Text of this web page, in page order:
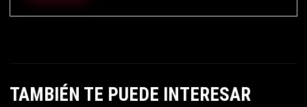
TAMBIÉN TE PUEDE INTERESAR